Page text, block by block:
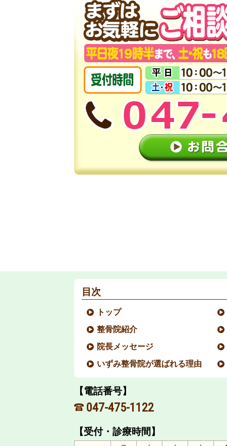
目次
トップ
整骨院紹介
院長メッセージ
いずみ整骨院が選ばれる理由
【電話番号】
047-475-1122
【受付・診療時間】